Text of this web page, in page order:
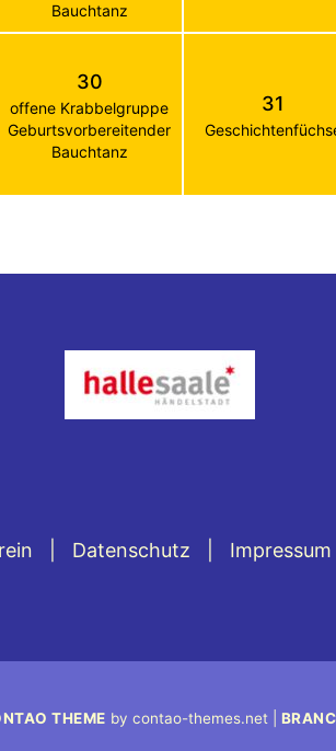
Bauchtanz
30
offene Krabbelgruppe
Geburtsvorbereitender
Bauchtanz
31
Datenschutz Impressum
THEME by contao-themes.net |